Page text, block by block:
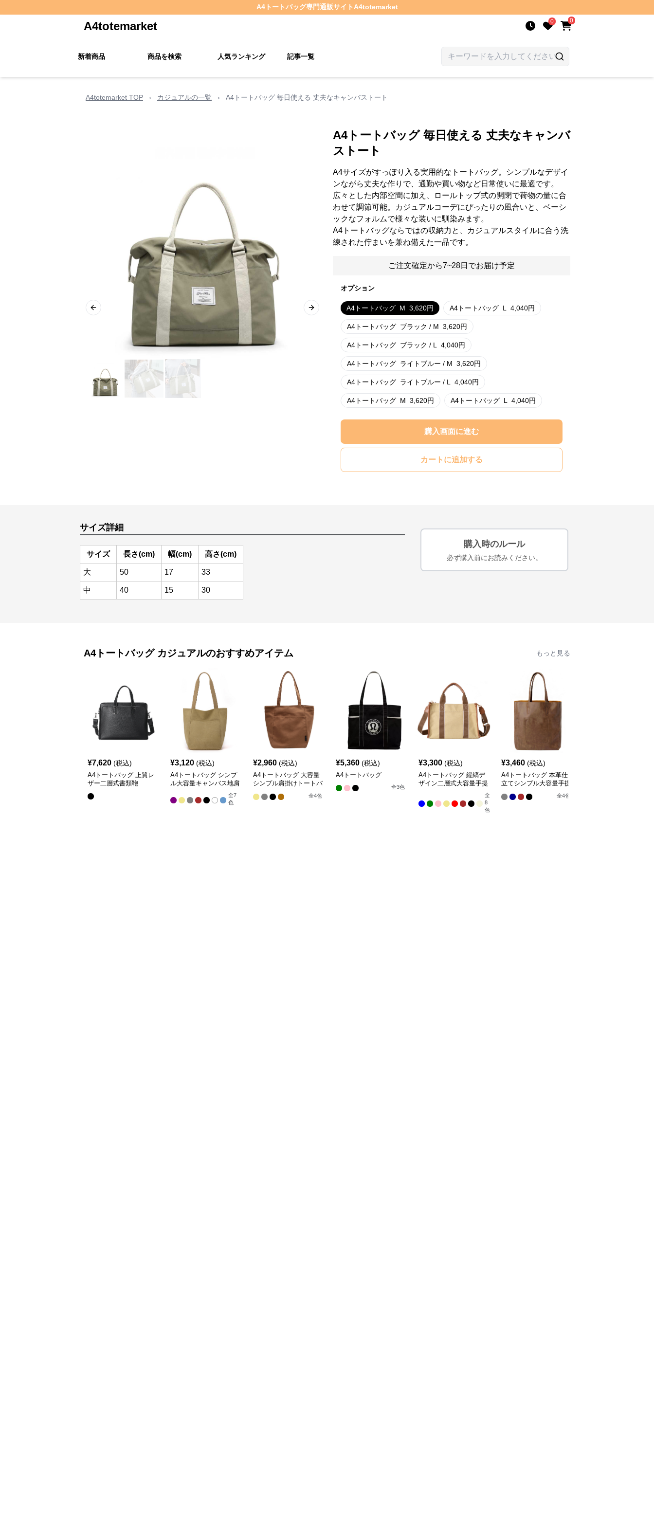
A4トートバッグ専門通販サイト A4totemarket
A4totemarket 0 0
新着商品 商品を検索 人気ランキング 記事一覧
A4totemarket TOP › カジュアルの一覧 › A4トートバッグ 毎日使える 丈夫なキャンバストート
Previous slide Next slide
A4トートバッグ 毎日使える 丈夫なキャンバ
ストート
A4サイズがすっぽり入る実用的なトートバッグ。シンプルなデザイ
ンながら丈夫な作りで、通勤や買い物など日常使いに最適です。
広々とした内部空間に加え、ロールトップ式の開閉で荷物の量に合
わせて調節可能。カジュアルコーデにぴったりの風合いと、ベーシ
ックなフォルムで様々な装いに馴染みます。
A4トートバッグならではの収納力と、カジュアルスタイルに合う洗
練された佇まいを兼ね備えた一品です。
ご注文確定から7~28日でお届け予定
オプション
A4トートバッグ M 3,620円 A4トートバッグ L 4,040円
A4トートバッグ ブラック / M 3,620円
A4トートバッグ ブラック / L 4,040円
A4トートバッグ ライトブルー / M 3,620円
A4トートバッグ ライトブルー / L 4,040円
A4トートバッグ M 3,620円 A4トートバッグ L 4,040円
購入画面に進む
カートに追加する
サイズ詳細
サイズ 長さ(cm) 幅(cm) 高さ(cm)
大 50 17 33
中 40 15 30
購入時のルール
必ず購入前にお読みください。
A4トートバッグ カジュアルのおすすめアイテム もっと見る
¥7,620 (税込)
A4トートバッグ 上質レ
ザー二層式書類鞄
¥3,120 (税込)
A4トートバッグ シンプ
ル大容量キャンバス地肩
全7
色
¥2,960 (税込)
A4トートバッグ 大容量
シンプル肩掛けトートバ
全4色
¥5,360 (税込)
A4トートバッグ
全3色
¥3,300 (税込)
A4トートバッグ 縦縞デ
ザイン二層式大容量手提
全
8
色
¥3,460 (税込)
A4トートバッグ 本革仕
立てシンプル大容量手提
全4色